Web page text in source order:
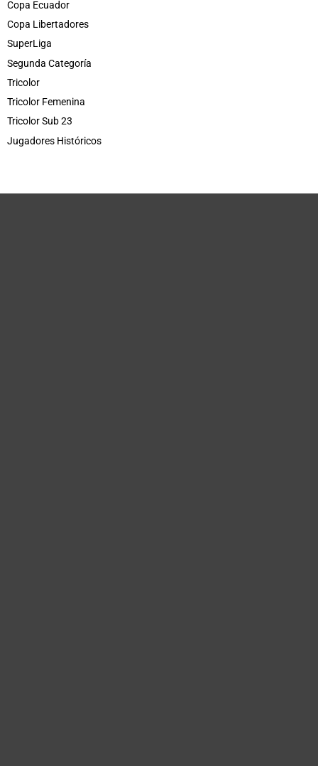
Copa Ecuador
Copa Libertadores
SuperLiga
Segunda Categoría
Tricolor
Tricolor Femenina
Tricolor Sub 23
Jugadores Históricos